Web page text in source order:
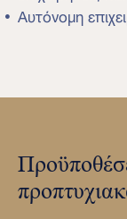
Αυτόνομη